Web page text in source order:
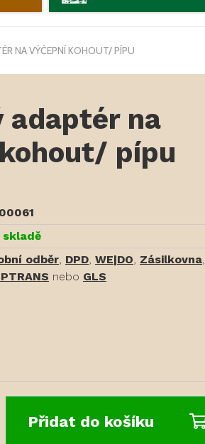
NA VÝČEPNÍ KOHOUT/ PÍPU
adaptér na
pípu
skladě
odběr, DPD, WE|DO, Zásilkovna,
nebo GLS
Přidat do košíku